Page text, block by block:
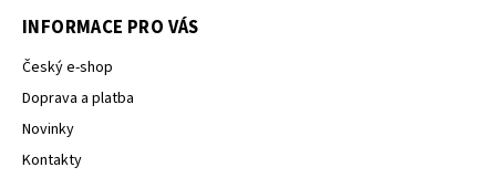
INFORMACE PRO VÁS
Český e-shop
Doprava a platba
Novinky
Kontakty